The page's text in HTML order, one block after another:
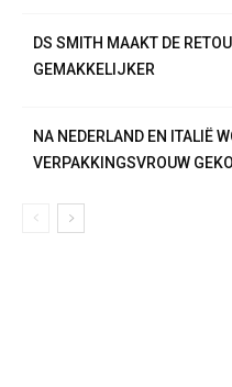
DS SMITH MAAKT DE
GEMAKKELIJKER
NA NEDERLAND EN ITALIË
VERPAKKINGSVROUW